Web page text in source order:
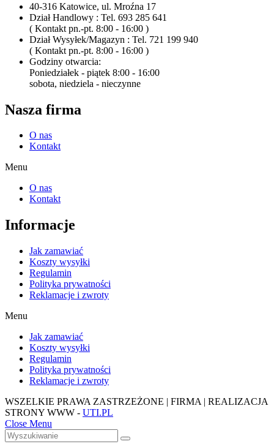
40-316 Katowice, ul. Mroźna 17
Dział Handlowy : Tel. 693 285 641
( Kontakt pn.-pt. 8:00 - 16:00 )
Dział Wysyłek/Magazyn : Tel. 721 199 940
( Kontakt pn.-pt. 8:00 - 16:00 )
Godziny otwarcia:
Poniedziałek - piątek 8:00 - 16:00
sobota, niedziela - nieczynne
Nasza firma
O nas
Kontakt
Menu
O nas
Kontakt
Informacje
Jak zamawiać
Koszty wysyłki
Regulamin
Polityka prywatności
Reklamacje i zwroty
Menu
Jak zamawiać
Koszty wysyłki
Regulamin
Polityka prywatności
Reklamacje i zwroty
WSZELKIE PRAWA ZASTRZEŻONE | FIRMA | REALIZACJA
STRONY WWW - UTI.PL
Close Menu